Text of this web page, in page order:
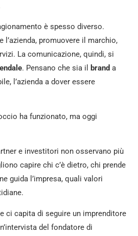
è spesso diverso.
l’azienda, promuovere il marchio,
La comunicazione, quindi, si
. Pensano che sia il brand a
l’azienda a dover essere
ha funzionato, ma oggi
e investitori non osservano più
capire chi c’è dietro, chi prende
guida l’impresa, quali valori
ci capita di seguire un imprenditore
del fondatore di